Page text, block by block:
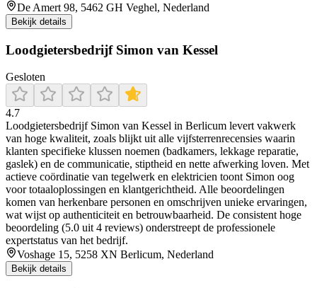
De Amert 98, 5462 GH Veghel, Nederland
Bekijk details
Loodgietersbedrijf Simon van Kessel
Gesloten
4.7
Loodgietersbedrijf Simon van Kessel in Berlicum levert vakwerk
van hoge kwaliteit, zoals blijkt uit alle vijfsterrenrecensies waarin
klanten specifieke klussen noemen (badkamers, lekkage reparatie,
gaslek) en de communicatie, stiptheid en nette afwerking loven. Met
actieve coördinatie van tegelwerk en elektricien toont Simon oog
voor totaaloplossingen en klantgerichtheid. Alle beoordelingen
komen van herkenbare personen en omschrijven unieke ervaringen,
wat wijst op authenticiteit en betrouwbaarheid. De consistent hoge
beoordeling (5.0 uit 4 reviews) onderstreept de professionele
expertstatus van het bedrijf.
Voshage 15, 5258 XN Berlicum, Nederland
Bekijk details